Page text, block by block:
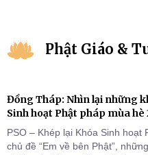
Phật Giáo &
Đồng Tháp: Nhìn lại những
Sinh hoạt Phật pháp mùa
PSO – Khép lại Khóa Sinh
chủ đề “Em về bên Phật”,